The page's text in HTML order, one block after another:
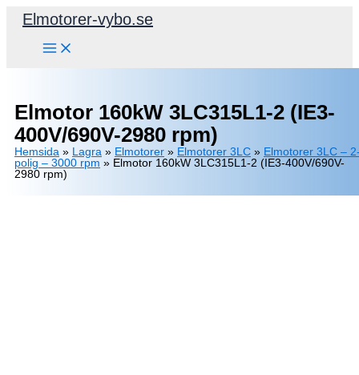
Hoppa
Elmotorer-vybo.se
Elmotor 160kW 3LC315L1-2 (IE3-
400V/690V-2980 rpm)
Hemsida » Lagra » Elmotorer » Elmotorer 3LC » Elmotorer 3LC –
polig – 3000 rpm » Elmotor 160kW 3LC315L1-2 (IE3-400V/690V-
2980 rpm)